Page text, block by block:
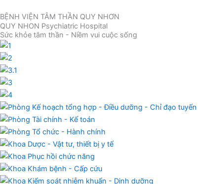
tới
nội
dung
BỆNH VIỆN TÂM THẦN QUY NHƠN
QUY NHON Psychiatric Hospital
Sức khỏe tâm thần - Niềm vui cuộc sống